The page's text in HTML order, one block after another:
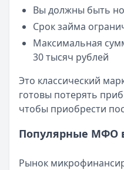
Читать новость
Смс о «одобренном
Пришло СМС об
Опубликовано:23 ноября
Категория:МФО
Читать новость
Все новости
Вы должны быть
Срок займа
Максимальная
30 тысяч рублей
Это классический
готовы потерять
чтобы приобрести
Популярные МФО
Рынок